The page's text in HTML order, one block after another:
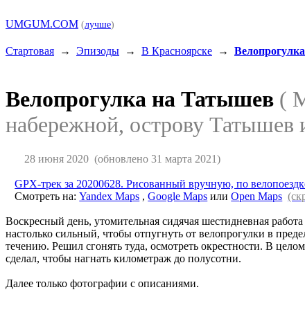
UMGUM.COM (лучше)
Стартовая → Эпизоды → В Красноярске →
Велопрогулка на Татышев (
набережной, острову Татышев
28 июня 2020(обновлено 31 марта 2021)
GPX-трек за 20200628. Рисованный вручную, по
Смотреть на:Yandex Maps ,Google Maps илиOpen Maps
Воскресный день, утомительная сидячая шестидневная
настолько сильный, чтобы отпугнуть от велопрогулки в
течению. Решил сгонять туда, осмотреть окрестности. В
сделал, чтобы нагнать километраж до полусотни.
Далее только фотографии с описаниями.